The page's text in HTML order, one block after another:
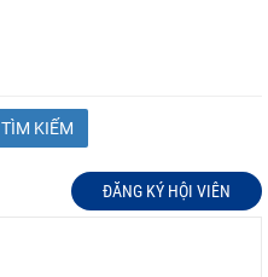
TÌM KIẾM
ĐĂNG KÝ HỘI VIÊN